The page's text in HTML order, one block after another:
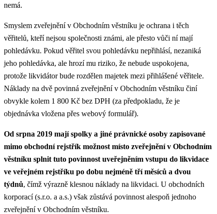
nemá.​
Smyslem zveřejnění v Obchodním věstníku je ochrana i těch
věřitelů, kteří nejsou společnosti známi, ale přesto vůči ní mají
pohledávku. Pokud věřitel svou pohledávku nepřihlásí, nezaniká
jeho pohledávka, ale hrozí mu riziko, že nebude uspokojena,
protože likvidátor bude rozdělen majetek mezi přihlášené věřitele.
Náklady na dvě povinná zveřejnění v Obchodním věstníku činí
obvykle kolem 1 800 Kč bez DPH (za předpokladu, že je
objednávka vložena přes webový formulář).
Od srpna 2019 mají spolky a jiné právnické osoby zapisované
mimo obchodní rejstřík možnost místo zveřejnění v Obchodním
věstníku splnit tuto povinnost uveřejněním vstupu do likvidace
ve veřejném rejstříku po dobu nejméně tří měsíců a dvou
týdnů, čímž výrazně klesnou náklady na likvidaci. U obchodních
korporací (s.r.o. a a.s.) však zůstává povinnost alespoň jednoho
zveřejnění v Obchodním věstníku.